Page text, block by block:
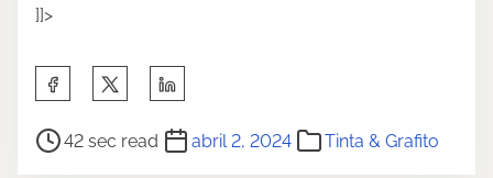
]]>
a
P
42 sec read abril 2, 2024 Tinta & Grafito